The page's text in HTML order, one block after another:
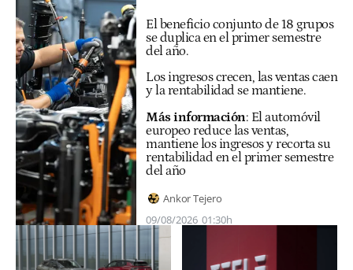
El beneficio conjunto de 18 grupos
se duplica en el primer semestre
del año.
Los ingresos crecen, las ventas caen
y la rentabilidad se mantiene.
Más información: El automóvil
europeo reduce las ventas,
mantiene los ingresos y recorta su
rentabilidad en el primer semestre
del año
Ankor Tejero
09/08/2026 01:30h